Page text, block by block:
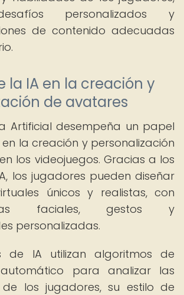
personalizados y
de contenido adecuadas
la IA en la creación y
de avatares
Artificial desempeña un papel
la creación y personalización
los videojuegos. Gracias a los
los jugadores pueden diseñar
únicos y realistas, con
faciales, gestos y
personalizadas.
de IA utilizan algoritmos de
para analizar las
de los jugadores, su estilo de